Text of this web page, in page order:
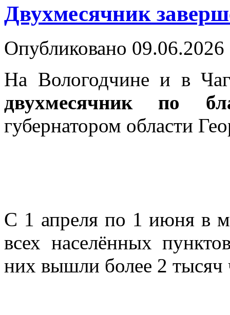
Двухмесячник
Опубликовано
На Вологодчине и в
двухмесячник по
губернатором области
С 1 апреля по 1 июня в
всех населённых
них вышли более 2 тысяч